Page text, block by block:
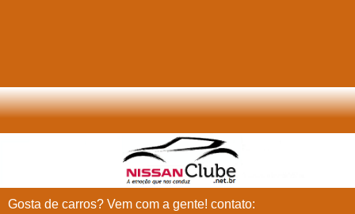
Gosta de carros? Vem com a gente! contato: